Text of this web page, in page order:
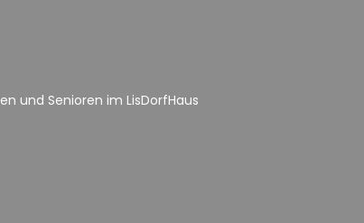
und Senioren im LisDorfHaus